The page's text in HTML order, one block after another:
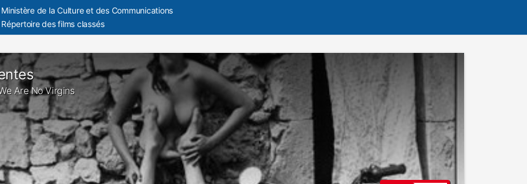
Ministère de la Culture et des Communications
Répertoire des films classés
Are No Virgins